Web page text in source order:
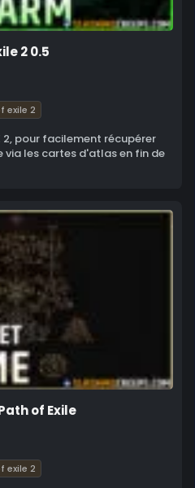
2 0.5
exile 2
2, pour facilement récupérer
via les cartes d'atlas en fin de
of Exile
exile 2